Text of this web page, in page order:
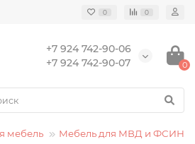
0 0
+7 924 742-90-06
+7 924 742-90-07
0
мебель Мебель для МВД и ФСИН